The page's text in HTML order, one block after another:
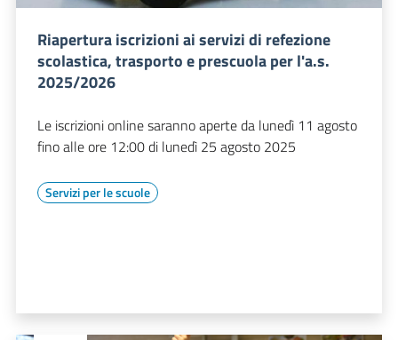
Riapertura iscrizioni ai servizi di refezione
scolastica, trasporto e prescuola per l'a.s.
2025/2026
Le iscrizioni online saranno aperte da lunedì 11 agosto
fino alle ore 12:00 di lunedì 25 agosto 2025
Servizi per le scuole